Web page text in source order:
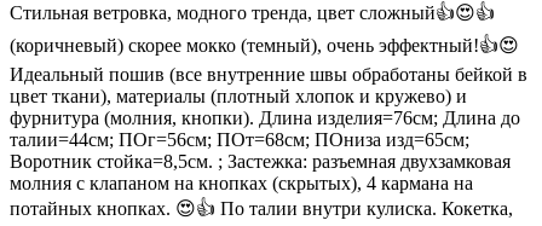
Стильная ветровка, модного тренда, цвет сложный👍😍👍
(коричневый) скорее мокко (темный), очень эффектный!👍😍
Идеальный пошив (все внутренние швы обработаны бейкой в
цвет ткани), материалы (плотный хлопок и кружево) и
фурнитура (молния, кнопки). Длина изделия=76см; Длина до
талии=44см; ПОг=56см; ПОт=68см; ПОниза изд=65см;
Воротник стойка=8,5см. ; Застежка: разъемная двухзамковая
молния с клапаном на кнопках (скрытых), 4 кармана на
потайных кнопках. 😍👍 По талии внутри кулиска. Кокетка,